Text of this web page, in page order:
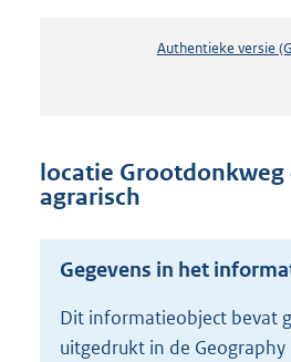
Authentieke versie
locatie Grootdonkweg
agrarisch
Gegevens in het
Dit informatieobject bevat
uitgedrukt in de Geography